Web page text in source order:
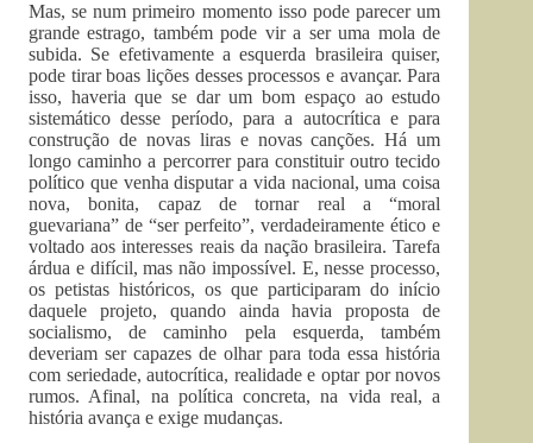
Mas, se num primeiro momento isso pode parecer um
grande estrago, também pode vir a ser uma mola de
subida. Se efetivamente a esquerda brasileira quiser,
pode tirar boas lições desses processos e avançar. Para
isso, haveria que se dar um bom espaço ao estudo
sistemático desse período, para a autocrítica e para
construção de novas liras e novas canções. Há um
longo caminho a percorrer para constituir outro tecido
político que venha disputar a vida nacional, uma coisa
nova, bonita, capaz de tornar real a “moral
guevariana” de “ser perfeito”, verdadeiramente ético e
voltado aos interesses reais da nação brasileira. Tarefa
árdua e difícil, mas não impossível. E, nesse processo,
os petistas históricos, os que participaram do início
daquele projeto, quando ainda havia proposta de
socialismo, de caminho pela esquerda, também
deveriam ser capazes de olhar para toda essa história
com seriedade, autocrítica, realidade e optar por novos
rumos. Afinal, na política concreta, na vida real, a
história avança e exige mudanças.